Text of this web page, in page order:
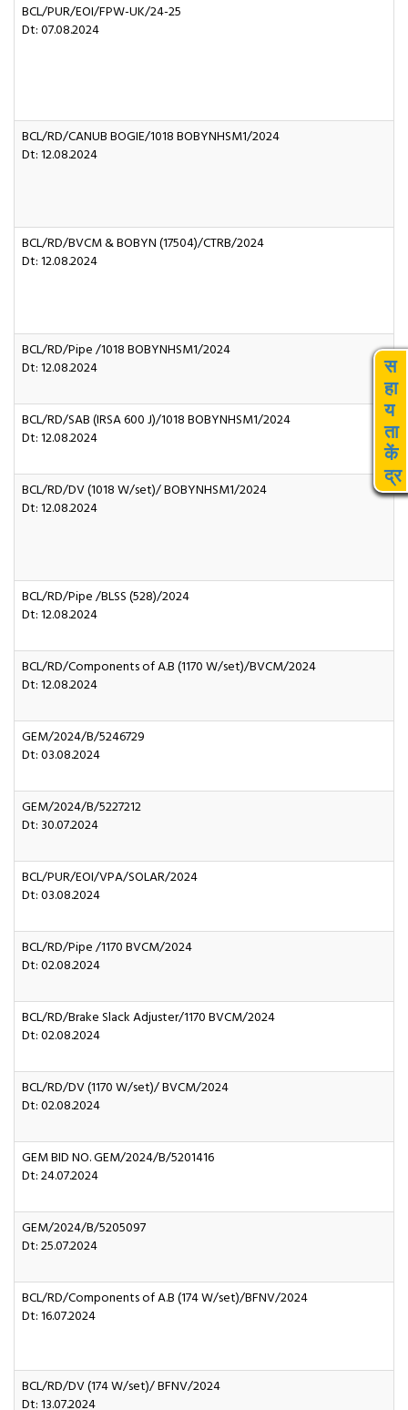
स
हा
य
ता
कें
द्र
BCL/PUR/EOI/FPW-UK/24-25
Dt: 07.08.2024
BCL/RD/CANUB BOGIE/1018 BOBYNHSM1/2024
Dt: 12.08.2024
BCL/RD/BVCM & BOBYN (17504)/CTRB/2024
Dt: 12.08.2024
BCL/RD/Pipe /1018 BOBYNHSM1/2024
Dt: 12.08.2024
BCL/RD/SAB (IRSA 600 J)/1018 BOBYNHSM1/2024
Dt: 12.08.2024
BCL/RD/DV (1018 W/set)/ BOBYNHSM1/2024
Dt: 12.08.2024
BCL/RD/Pipe /BLSS (528)/2024
Dt: 12.08.2024
BCL/RD/Components of A.B (1170 W/set)/BVCM/2024
Dt: 12.08.2024
GEM/2024/B/5246729
Dt: 03.08.2024
GEM/2024/B/5227212
Dt: 30.07.2024
BCL/PUR/EOI/VPA/SOLAR/2024
Dt: 03.08.2024
BCL/RD/Pipe /1170 BVCM/2024
Dt: 02.08.2024
BCL/RD/Brake Slack Adjuster/1170 BVCM/2024
Dt: 02.08.2024
BCL/RD/DV (1170 W/set)/ BVCM/2024
Dt: 02.08.2024
GEM BID NO. GEM/2024/B/5201416
Dt: 24.07.2024
GEM/2024/B/5205097
Dt: 25.07.2024
BCL/RD/Components of A.B (174 W/set)/BFNV/2024
Dt: 16.07.2024
BCL/RD/DV (174 W/set)/ BFNV/2024
Dt: 13.07.2024